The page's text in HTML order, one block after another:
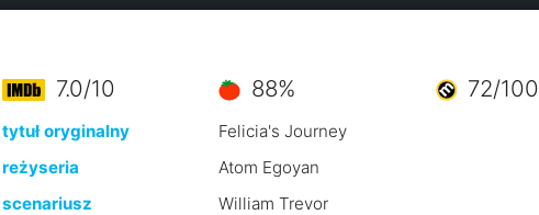
7.0/10 88% 72/100
tytuł oryginalny
Felicia's Journey
reżyseria
Atom Egoyan
scenariusz
William Trevor